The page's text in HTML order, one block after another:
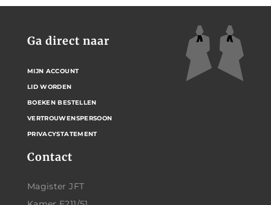
Contact
Magister JFT
Ga direct naar
MIJN ACCOUNT
LID WORDEN
BOEKEN BESTELLEN
VERTROUWENSPERSOON
PRIVACYSTATEMENT